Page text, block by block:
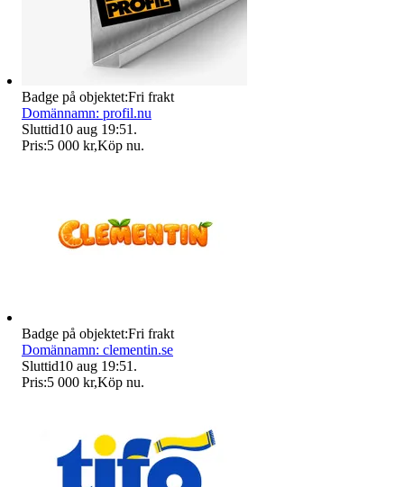
Badge på objektet:Fri frakt
Domännamn: profil.nu
Sluttid10 aug 19:51 .
Pris:5 000 kr,Köp nu.
Badge på objektet:Fri frakt
Domännamn: clementin.se
Sluttid10 aug 19:51 .
Pris:5 000 kr,Köp nu.